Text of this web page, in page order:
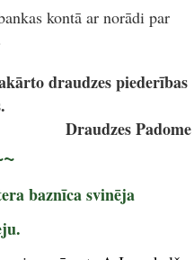
kontā ar norādi par
draudzes piederības
Draudzes Padome
baznīca svinēja